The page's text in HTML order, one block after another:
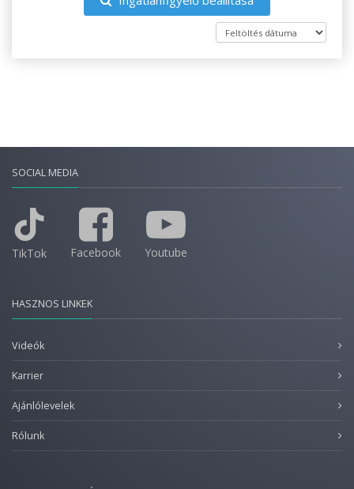
SOCIAL MEDIA
TikTok Facebook Youtube
HASZNOS LINKEK
Videók
Karrier
Ajánlólevelek
Rólunk